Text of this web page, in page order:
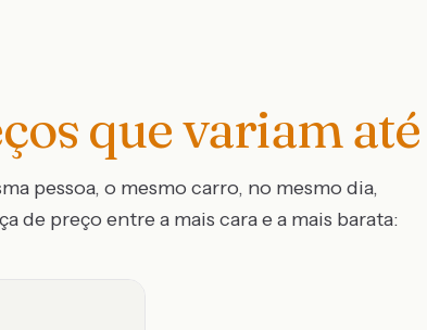
que variam até
pessoa, o mesmo carro, no mesmo dia,
de preço entre a mais cara e a mais barata: